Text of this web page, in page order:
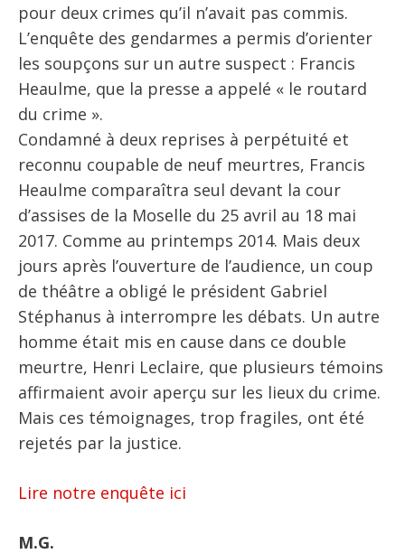
pour deux crimes qu’il n’avait pas commis.
L’enquête des gendarmes a permis d’orienter
les soupçons sur un autre suspect : Francis
Heaulme, que la presse a appelé « le routard
du crime ».
Condamné à deux reprises à perpétuité et
reconnu coupable de neuf meurtres, Francis
Heaulme comparaîtra seul devant la cour
d’assises de la Moselle du 25 avril au 18 mai
2017. Comme au printemps 2014. Mais deux
jours après l’ouverture de l’audience, un coup
de théâtre a obligé le président Gabriel
Stéphanus à interrompre les débats. Un autre
homme était mis en cause dans ce double
meurtre, Henri Leclaire, que plusieurs témoins
affirmaient avoir aperçu sur les lieux du crime.
Mais ces témoignages, trop fragiles, ont été
rejetés par la justice.
Lire notre enquête ici
M.G.